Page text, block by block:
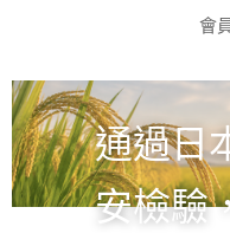
會
通過日
安檢驗